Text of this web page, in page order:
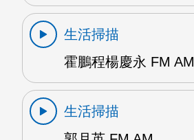
生活掃描
霍鵬程楊慶永 FM AM
生活掃描